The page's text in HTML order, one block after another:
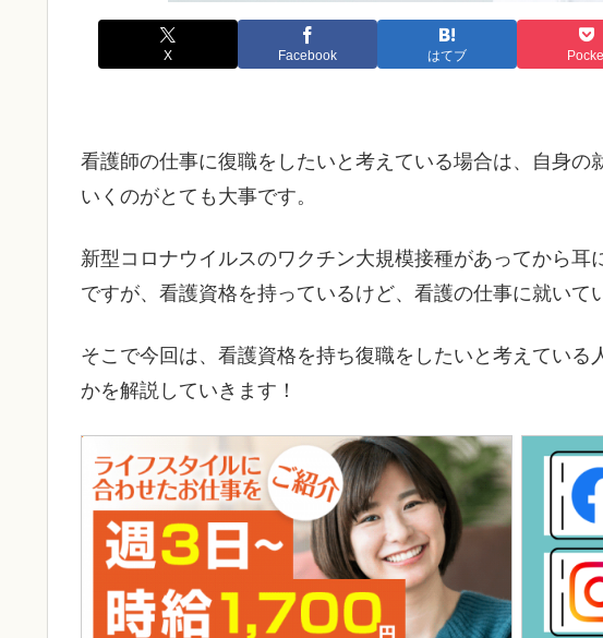
X Facebook はてブ
看護師の仕事に復職をしたいと考えている場合は、自身の
いくのがとても大事です。
新型コロナウイルスのワクチン大規模接種があってから耳
ですが、看護資格を持っているけど、看護の仕事に就いて
そこで今回は、看護資格を持ち復職をしたいと考えている
かを解説していきます！